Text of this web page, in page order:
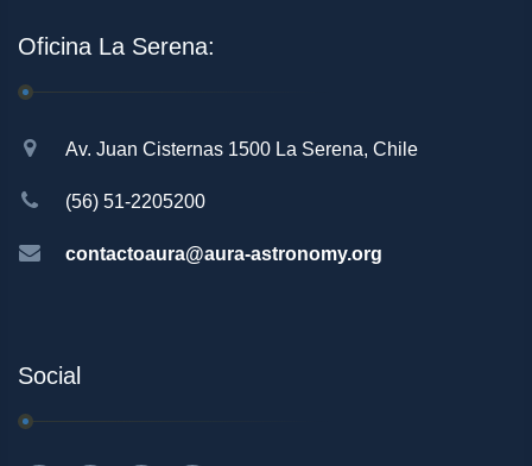
Oficina La Serena:
Av. Juan Cisternas 1500 La Serena, Chile
(56) 51-2205200
contactoaura@aura-astronomy.org
Social